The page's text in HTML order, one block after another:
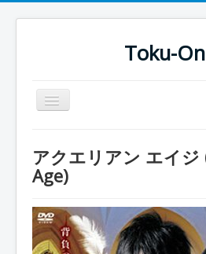
Toku-
Basculer
la
Toku-Actrices
Séries
Films
アクエリアン エイ
Age)